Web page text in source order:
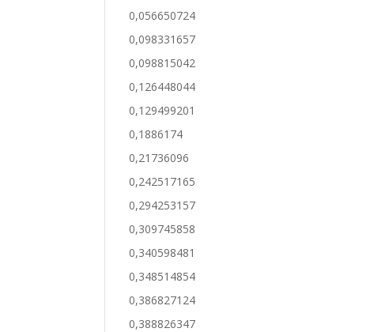
0,056650724
0,098331657
0,098815042
0,126448044
0,129499201
0,1886174
0,21736096
0,242517165
0,294253157
0,309745858
0,340598481
0,348514854
0,386827124
0,388826347